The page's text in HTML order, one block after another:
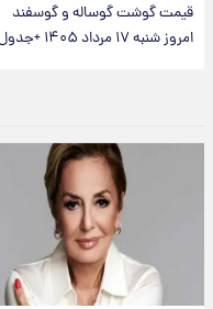
قیمت گوشت گوساله و گوسفند
امروز شنبه ۱۷ مرداد ۱۴۰۵ +جدول